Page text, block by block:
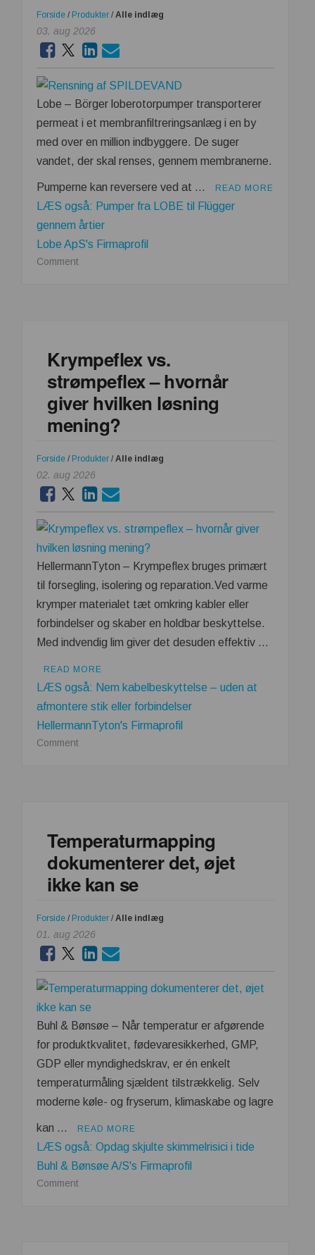
en
konkurrencefordel
Forside / Produkter / Alle indlæg
03. aug 2026
Lobe – Börger loberotorpumper transporterer
permeat i et membranfiltreringsanlæg i en by
med over en million indbyggere. De suger
vandet, der skal renses, gennem membranerne.
Pumperne kan reversere ved at … READ MORE
LÆS også: Pumper fra LOBE til Flügger
gennem årtier
Lobe ApS's Firmaprofil
Commenton
Krympeflex vs.
strømpeflex – hvornår
giver hvilken løsning
mening?
Forside / Produkter / Alle indlæg
02. aug 2026
HellermannTyton – Krympeflex bruges primært
til forsegling, isolering og reparation.Ved varme
krymper materialet tæt omkring kabler eller
forbindelser og skaber en holdbar beskyttelse.
Med indvendig lim giver det desuden effektiv …
READ MORE
LÆS også: Nem kabelbeskyttelse – uden at
afmontere stik eller forbindelser
HellermannTyton's Firmaprofil
Commenton
giver
løsning
mening?
Temperaturmapping
dokumenterer det, øjet
ikke kan se
Forside / Produkter / Alle indlæg
01. aug 2026
Buhl & Bønsøe – Når temperatur er afgørende
for produktkvalitet, fødevaresikkerhed, GMP,
GDP eller myndighedskrav, er én enkelt
temperaturmåling sjældent tilstrækkelig. Selv
moderne køle- og fryserum, klimaskabe og lagre
kan … READ MORE
LÆS også: Opdag skjulte skimmelrisici i tide
Buhl & Bønsøe A/S's Firmaprofil
Commenton